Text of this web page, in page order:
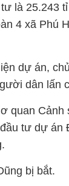
là 25.243
4 xã Phú
dự án,
dân lấn
quan
tư dự án
bị bắt.